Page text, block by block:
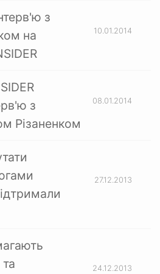
з
на
10.01.2014
з
Різаненком
08.01.2014
27.12.2013
24.12.2013